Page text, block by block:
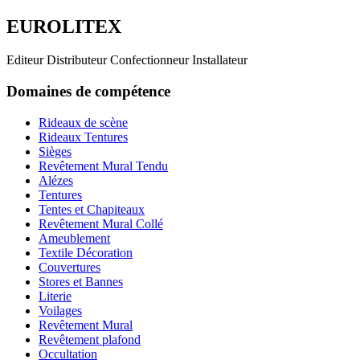
EUROLITEX
Editeur Distributeur Confectionneur Installateur
Domaines de compétence
Rideaux de scène
Rideaux Tentures
Sièges
Revêtement Mural Tendu
Alézes
Tentures
Tentes et Chapiteaux
Revêtement Mural Collé
Ameublement
Textile Décoration
Couvertures
Stores et Bannes
Literie
Voilages
Revêtement Mural
Revêtement plafond
Occultation